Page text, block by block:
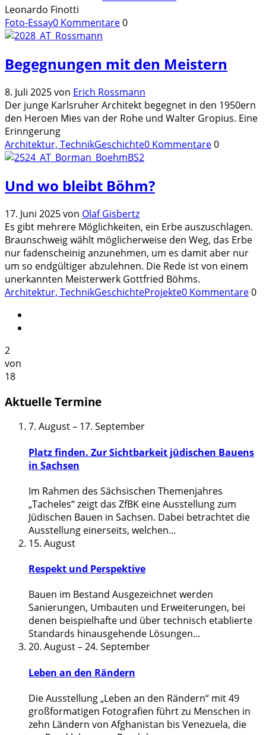
Leonardo Finotti
Foto-Essay0 Kommentare0
Begegnungen mit den Meistern
8. Juli 2025von Erich Rossmann
Der junge Karlsruher Architekt begegnet in den 1950ern
den Heroen Mies van der Rohe und Walter Gropius. Eine
Erinngerung
Architektur, TechnikGeschichte0 Kommentare0
Und wo bleibt Böhm?
17. Juni 2025von Olaf Gisbertz
Es gibt mehrere Möglichkeiten, ein Erbe auszuschlagen.
Braunschweig wählt möglicherweise den Weg, das Erbe
nur fadenscheinig anzunehmen, um es damit aber nur
um so endgültiger abzulehnen. Die Rede ist von einem
unerkannten Meisterwerk Gottfried Böhms.
Architektur, TechnikGeschichteProjekte0 Kommentare0
2
von
18
Aktuelle Termine
7. August– 17. September
Platz finden. Zur Sichtbarkeit jüdischen Bauens
in Sachsen
Im Rahmen des Sächsischen Themenjahres
„Tacheles“ zeigt das ZfBK eine Ausstellung zum
Jüdischen Bauen in Sachsen. Dabei betrachtet die
Ausstellung einerseits, welchen...
15. August
Respekt und Perspektive
Bauen im Bestand Ausgezeichnet werden
Sanierungen, Umbauten und Erweiterungen, bei
denen beispielhafte und über technisch etablierte
Standards hinausgehende Lösungen...
20. August–24. September
Leben an den Rändern
Die Ausstellung „Leben an den Rändern“ mit 49
großformatigen Fotografien führt zu Menschen in
zehn Ländern von Afghanistan bis Venezuela, die